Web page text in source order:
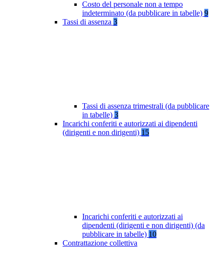
Costo del personale non a tempo
indeterminato (da pubblicare in tabelle) 9
Tassi di assenza 3
Tassi di assenza trimestrali (da pubblicare
in tabelle) 3
Incarichi conferiti e autorizzati ai dipendenti
(dirigenti e non dirigenti) 15
Incarichi conferiti e autorizzati ai
dipendenti (dirigenti e non dirigenti) (da
pubblicare in tabelle) 10
Contrattazione collettiva